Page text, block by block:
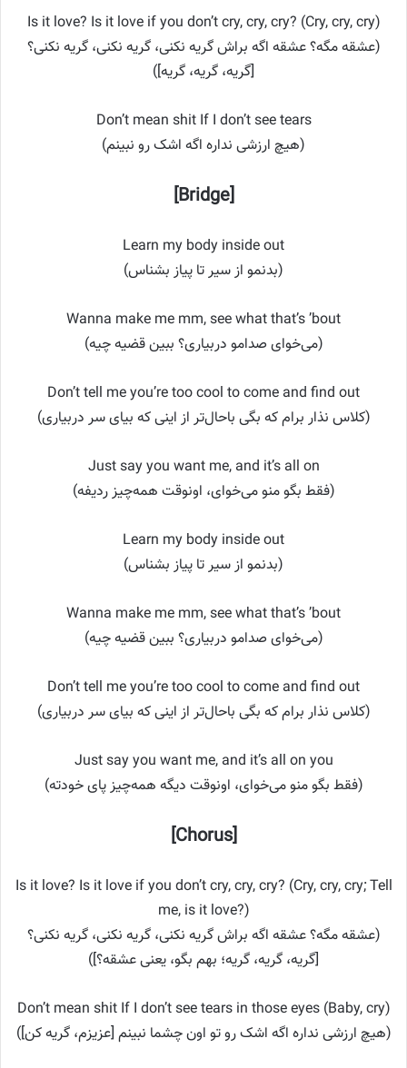
Is it love? Is it love if you don’t cry, cry, cry? (Cry, cry, cry)
(عشقه مگه؟ عشقه اگه براش گریه نکنی، گریه نکنی، گریه نکنی؟
[گریه، گریه، گریه])
Don’t mean shit If I don’t see tears
(هیچ ارزشی نداره اگه اشک رو نبینم)
[Bridge]
Learn my body inside out
(بدنمو از سیر تا پیاز بشناس)
Wanna make me mm, see what that’s ’bout
(می‌خوای صدامو دربیاری؟ ببین قضیه چیه)
Don’t tell me you’re too cool to come and find out
(کلاس نذار برام که بگی باحال‌تر از اینی که بیای سر دربیاری)
Just say you want me, and it’s all on
(فقط بگو منو می‌خوای، اونوقت همه‌چیز ردیفه)
Learn my body inside out
(بدنمو از سیر تا پیاز بشناس)
Wanna make me mm, see what that’s ’bout
(می‌خوای صدامو دربیاری؟ ببین قضیه چیه)
Don’t tell me you’re too cool to come and find out
(کلاس نذار برام که بگی باحال‌تر از اینی که بیای سر دربیاری)
Just say you want me, and it’s all on you
(فقط بگو منو می‌خوای، اونوقت دیگه همه‌چیز پای خودته)
[Chorus]
Is it love? Is it love if you don’t cry, cry, cry? (Cry, cry, cry; Tell
me, is it love?)
(عشقه مگه؟ عشقه اگه براش گریه نکنی، گریه نکنی، گریه نکنی؟
[گریه، گریه، گریه؛ بهم بگو، یعنی عشقه؟])
Don’t mean shit If I don’t see tears in those eyes (Baby, cry)
(هیچ ارزشی نداره اگه اشک رو تو اون چشما نبینم [عزیزم، گریه کن])